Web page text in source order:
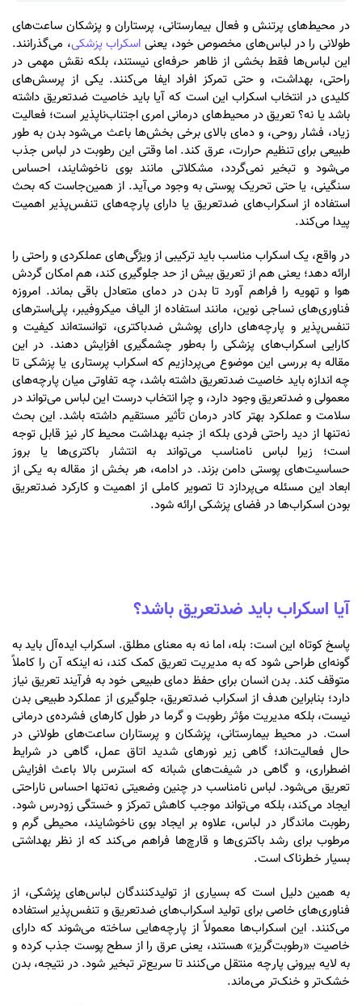
در محیط‌های پرتنش و فعال بیمارستانی، پرستاران و پزشکان ساعت‌های
طولانی را در لباس‌های مخصوص خود، یعنی اسکراب پزشکی، می‌گذرانند.
این لباس‌ها فقط بخشی از ظاهر حرفه‌ای نیستند، بلکه نقش مهمی در
راحتی، بهداشت، و حتی تمرکز افراد ایفا می‌کنند. یکی از پرسش‌های
کلیدی در انتخاب اسکراب این است که آیا باید خاصیت ضدتعریق داشته
باشد یا نه؟ تعریق در محیط‌های درمانی امری اجتناب‌ناپذیر است؛ فعالیت
زیاد، فشار روحی، و دمای بالای برخی بخش‌ها باعث می‌شود بدن به طور
طبیعی برای تنظیم حرارت، عرق کند. اما وقتی این رطوبت در لباس جذب
می‌شود و تبخیر نمی‌گردد، مشکلاتی مانند بوی ناخوشایند، احساس
سنگینی، یا حتی تحریک پوستی به وجود می‌آید. از همین‌جاست که بحث
استفاده از اسکراب‌های ضدتعریق یا دارای پارچه‌های تنفس‌پذیر اهمیت
پیدا می‌کند.
در واقع، یک اسکراب مناسب باید ترکیبی از ویژگی‌های عملکردی و راحتی را
ارائه دهد؛ یعنی هم از تعریق بیش از حد جلوگیری کند، هم امکان گردش
هوا و تهویه را فراهم آورد تا بدن در دمای متعادل باقی بماند. امروزه
فناوری‌های نساجی نوین، مانند استفاده از الیاف میکروفیبر، پلی‌استرهای
تنفس‌پذیر و پارچه‌های دارای پوشش ضدباکتری، توانسته‌اند کیفیت و
کارایی اسکراب‌های پزشکی را به‌طور چشمگیری افزایش دهند. در این
مقاله به بررسی این موضوع می‌پردازیم که اسکراب پرستاری یا پزشکی تا
چه اندازه باید خاصیت ضدتعریق داشته باشد، چه تفاوتی میان پارچه‌های
معمولی و ضدتعریق وجود دارد، و چرا انتخاب درست این لباس می‌تواند در
سلامت و عملکرد بهتر کادر درمان تأثیر مستقیم داشته باشد. این بحث
نه‌تنها از دید راحتی فردی بلکه از جنبه بهداشت محیط کار نیز قابل توجه
است؛ زیرا لباس نامناسب می‌تواند به انتشار باکتری‌ها یا بروز
حساسیت‌های پوستی دامن بزند. در ادامه، هر بخش از مقاله به یکی از
ابعاد این مسئله می‌پردازد تا تصویر کاملی از اهمیت و کارکرد ضدتعریق
بودن اسکراب‌ها در فضای پزشکی ارائه شود.
آیا اسکراب باید ضدتعریق باشد؟
پاسخ کوتاه این است: بله، اما نه به معنای مطلق. اسکراب ایده‌آل باید به
گونه‌ای طراحی شود که به مدیریت تعریق کمک کند، نه اینکه آن را کاملاً
متوقف کند. بدن انسان برای حفظ دمای طبیعی خود به فرآیند تعریق نیاز
دارد؛ بنابراین هدف از اسکراب ضدتعریق، جلوگیری از عملکرد طبیعی بدن
نیست، بلکه مدیریت مؤثر رطوبت و گرما در طول کارهای فشرده‌ی درمانی
است. در محیط بیمارستانی، پزشکان و پرستاران ساعت‌های طولانی در
حال فعالیت‌اند؛ گاهی زیر نورهای شدید اتاق عمل، گاهی در شرایط
اضطراری، و گاهی در شیفت‌های شبانه که استرس بالا باعث افزایش
تعریق می‌شود. لباس نامناسب در چنین وضعیتی نه‌تنها احساس ناراحتی
ایجاد می‌کند، بلکه می‌تواند موجب کاهش تمرکز و خستگی زودرس شود.
رطوبت ماندگار در لباس، علاوه بر ایجاد بوی ناخوشایند، محیطی گرم و
مرطوب برای رشد باکتری‌ها و قارچ‌ها فراهم می‌کند که از نظر بهداشتی
بسیار خطرناک است.
به همین دلیل است که بسیاری از تولیدکنندگان لباس‌های پزشکی، از
فناوری‌های خاصی برای تولید اسکراب‌های ضدتعریق و تنفس‌پذیر استفاده
می‌کنند. این اسکراب‌ها معمولاً از پارچه‌هایی ساخته می‌شوند که دارای
خاصیت «رطوبت‌گریز» هستند، یعنی عرق را از سطح پوست جذب کرده و
به لایه بیرونی پارچه منتقل می‌کنند تا سریع‌تر تبخیر شود. در نتیجه، بدن
خشک‌تر و خنک‌تر می‌ماند.